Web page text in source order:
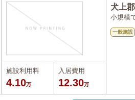
犬上
小規模
一般施設
施設利用料
4.10万
入居費用
12.30万